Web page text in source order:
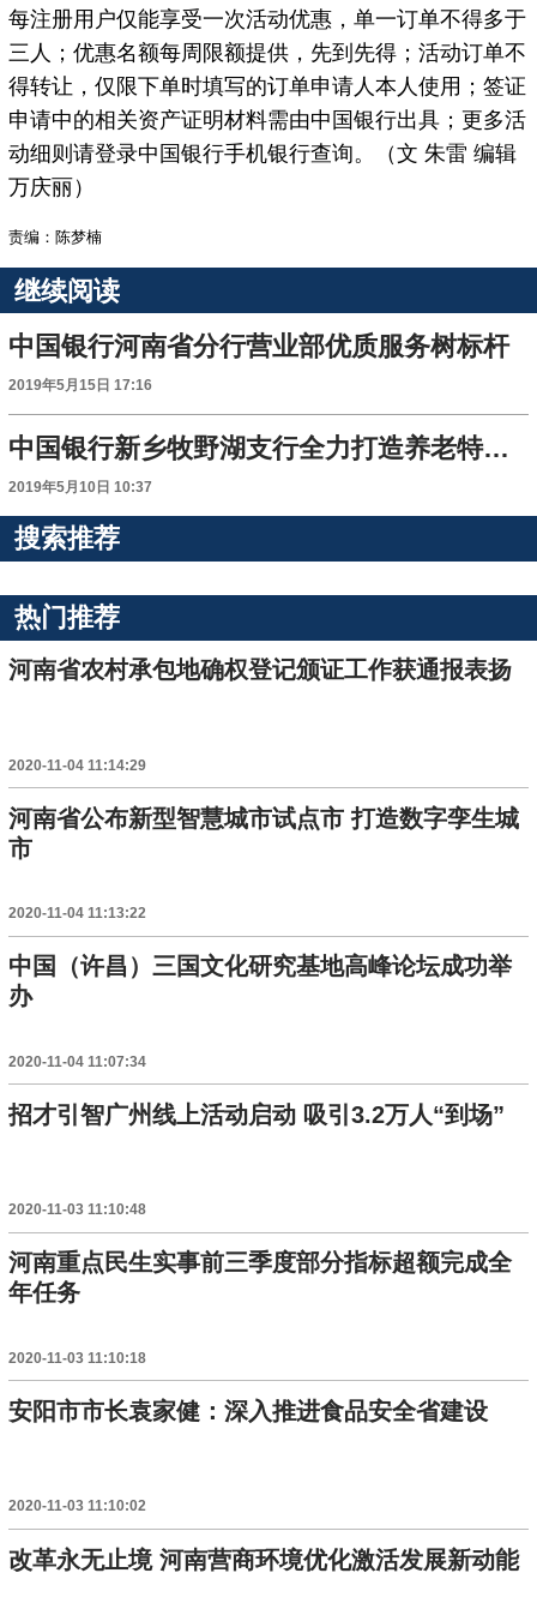
每注册用户仅能享受一次活动优惠，单一订单不得多于
三人；优惠名额每周限额提供，先到先得；活动订单不
得转让，仅限下单时填写的订单申请人本人使用；签证
申请中的相关资产证明材料需由中国银行出具；更多活
动细则请登录中国银行手机银行查询。（文 朱雷 编辑
万庆丽）
责编：陈梦楠
继续阅读
中国银行河南省分行营业部优质服务树标杆
2019年5月15日 17:16
中国银行新乡牧野湖支行全力打造养老特色网点
2019年5月10日 10:37
搜索推荐
热门推荐
河南省农村承包地确权登记颁证工作获通报表扬
2020-11-04 11:14:29
河南省公布新型智慧城市试点市 打造数字孪生城
市
2020-11-04 11:13:22
中国（许昌）三国文化研究基地高峰论坛成功举
办
2020-11-04 11:07:34
招才引智广州线上活动启动 吸引3.2万人“到场”
2020-11-03 11:10:48
河南重点民生实事前三季度部分指标超额完成全
年任务
2020-11-03 11:10:18
安阳市市长袁家健：深入推进食品安全省建设
2020-11-03 11:10:02
改革永无止境 河南营商环境优化激活发展新动能